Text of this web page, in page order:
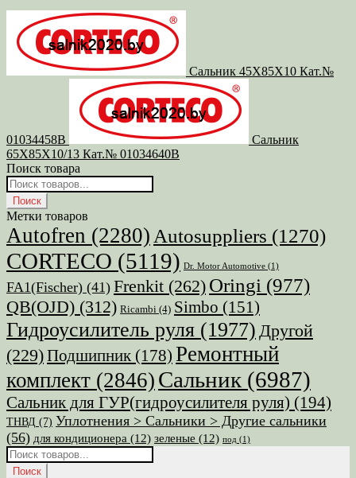
Сальник 45X85X10 Кат.№
01034458B
Сальник
65X85X10/13 Кат.№ 01034640B
Поиск товара
Поиск
товаров
Поиск
Метки товаров
Autofren (2280) Autosuppliers (1270)
CORTECO (5119) Dr. Motor Automotive (1)
FA1(Fischer) (41) Frenkit (262) Oringi (977)
QB(OJD) (312) Ricambi (4) Simbo (151)
Гидроусилитель руля (1977) Другой
(229)Подшипник (178) Ремонтный
комплект (2846) Сальник (6987)
Сальник для ГУР(гидроусилителя руля) (194)
ТНВД (7) Уплотнения > Сальники > Другие сальники
(56) для кондиционера (12) зеленые (12) под (1)
Поиск
товаров
Поиск